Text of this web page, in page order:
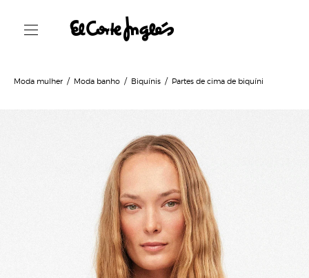
Moda mulher Moda banho Biquínis Partes de cima de biquíni